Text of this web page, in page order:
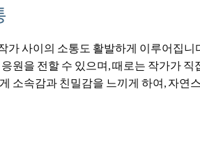
가 사이의 소통도 활발하게 이루어집니
원을 전할 수 있으며, 때로는 작가가
소속감과 친밀감을 느끼게 하여, 자연